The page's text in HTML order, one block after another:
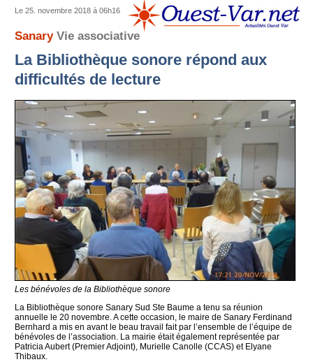
Le 25. novembre 2018 à 06h16
SanaryVie associative
La Bibliothèque sonore répond aux
difficultés de lecture
Les bénévoles de la Bibliothèque sonore
La Bibliothèque sonore Sanary Sud Ste Baume a tenu sa réunion
annuelle le 20 novembre. A cette occasion, le maire de Sanary Ferdinand
Bernhard a mis en avant le beau travail fait par l’ensemble de l’équipe de
bénévoles de l’association. La mairie était également représentée par
Patricia Aubert (Premier Adjoint), Murielle Canolle (CCAS) et Elyane
Thibaux.